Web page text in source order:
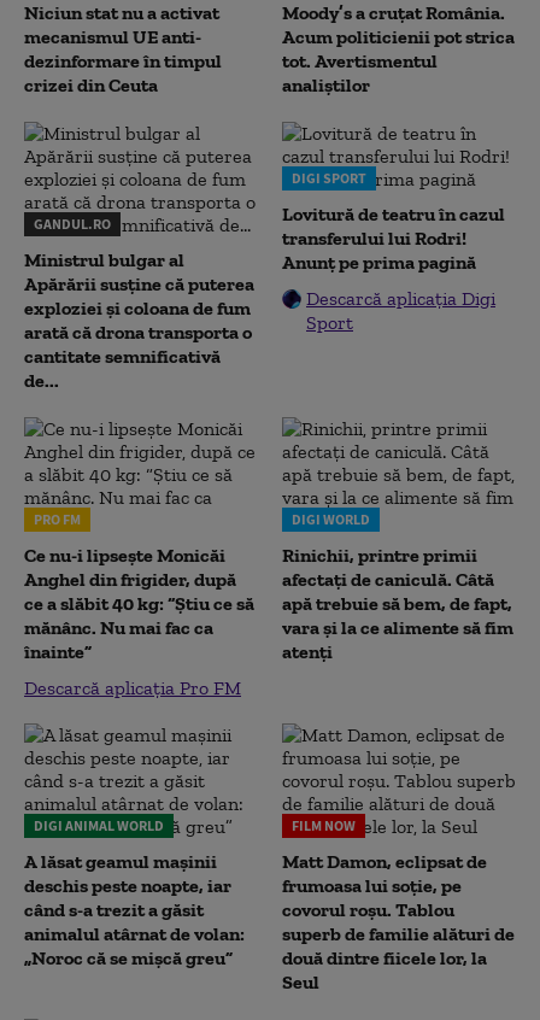
Niciun stat nu a activat
mecanismul UE anti-
dezinformare în timpul
crizei din Ceuta
Moody’s a cruțat România.
Acum politicienii pot strica
tot. Avertismentul
analiștilor
GANDUL.RO
Ministrul bulgar al
Apărării susține că puterea
exploziei și coloana de fum
arată că drona transporta o
cantitate semnificativă
de...
DIGI SPORT
Lovitură de teatru în cazul
transferului lui Rodri!
Anunț pe prima pagină
Descarcă aplicația Digi
Sport
PRO FM
Ce nu-i lipsește Monicăi
Anghel din frigider, după
ce a slăbit 40 kg: “Știu ce să
mănânc. Nu mai fac ca
înainte”
Descarcă aplicația Pro FM
DIGI WORLD
Rinichii, printre primii
afectați de caniculă. Câtă
apă trebuie să bem, de fapt,
vara și la ce alimente să fim
atenți
DIGI ANIMAL WORLD
A lăsat geamul mașinii
deschis peste noapte, iar
când s-a trezit a găsit
animalul atârnat de volan:
„Noroc că se mișcă greu”
FILM NOW
Matt Damon, eclipsat de
frumoasa lui soție, pe
covorul roșu. Tablou
superb de familie alături de
două dintre fiicele lor, la
Seul